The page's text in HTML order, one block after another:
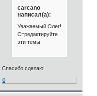
carcano
написал(а):
Уважаемый Олег!
Отредактируйте
эти темы:
Спасибо сделаю!
0